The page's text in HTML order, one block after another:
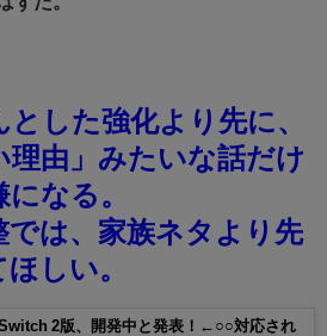
した強化より先に、
理由」みたいな話だけ
なる。
では、家族ネタより先
しい。
Switch 2版、開発中と発表！←○○対応され